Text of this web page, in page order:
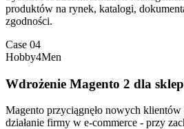
produktów na rynek, katalogi,
zgodności.
Case 04
Hobby4Men
Wdrożenie Magento 2 dla
Magento przyciągnęło nowych klientów
działanie firmy w e-commerce - przy